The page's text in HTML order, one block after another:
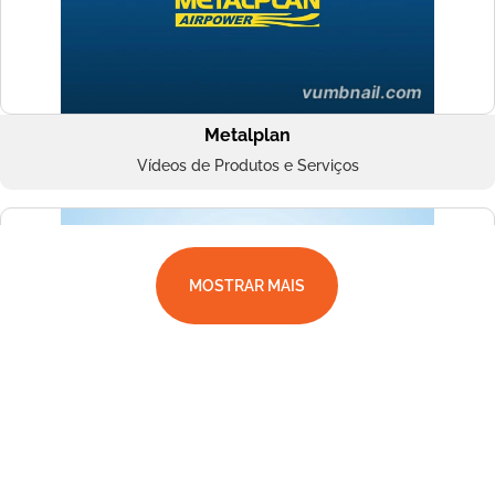
Metalplan
Vídeos de Produtos e Serviços
MOSTRAR MAIS